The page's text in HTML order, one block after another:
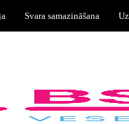
Svara samazināšana